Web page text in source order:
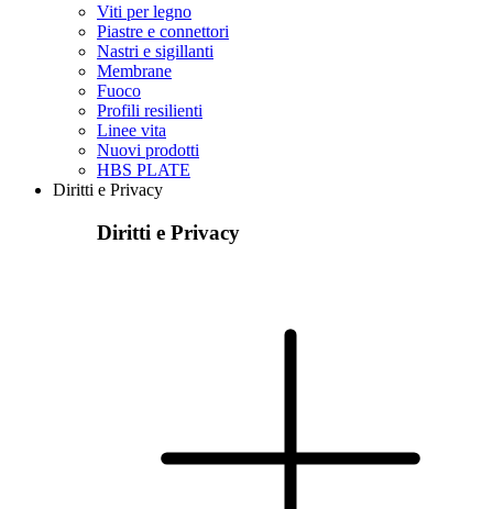
Viti per legno
Piastre e connettori
Nastri e sigillanti
Membrane
Fuoco
Profili resilienti
Linee vita
Nuovi prodotti
HBS PLATE
Diritti e Privacy
Diritti e Privacy